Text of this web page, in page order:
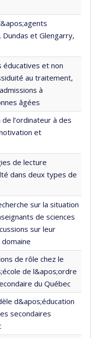
et Glengarry,
et non
au traitement,
à
âgées
de l’ordinateur à des
et
de lecture
dans deux types de
sur la situation
de sciences
sur leur
de rôle chez le
de l&apos;ordre
du Québec
d&apos;éducation
secondaires